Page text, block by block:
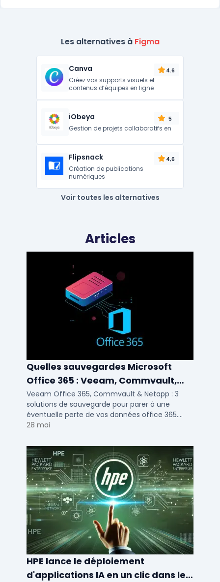
Les alternatives à Figma
Canva 4.6
Créez vos supports visuels et
contenus d’équipes en ligne
iObeya 5
Gestion de projets collaboratifs en
Flipsnack 4,6
Création de publications
numériques
Voir toutes les alternatives
Articles
Quelles sauvegardes Microsoft
Office 365 : Veeam, Commvault,
Netapp
Veeam Office 365, Commvault & Netapp : 3
solutions de sauvegarde pour parer à une
éventuelle perte de vos données office 365.
Voici notre ...
28 mai
HPE lance le déploiement
d'applications IA en un clic dans le